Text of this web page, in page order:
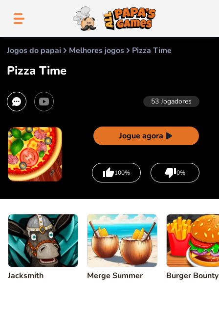
Jogos do papai Melhores jogos Pizza Time
Pizza Time
53 Jogadores
Jogue agora
100% 0%
Jacksmith Merge Summer Burger Bounty